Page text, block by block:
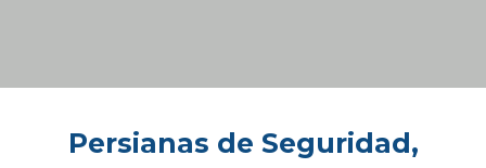
Persianas de Seguridad,